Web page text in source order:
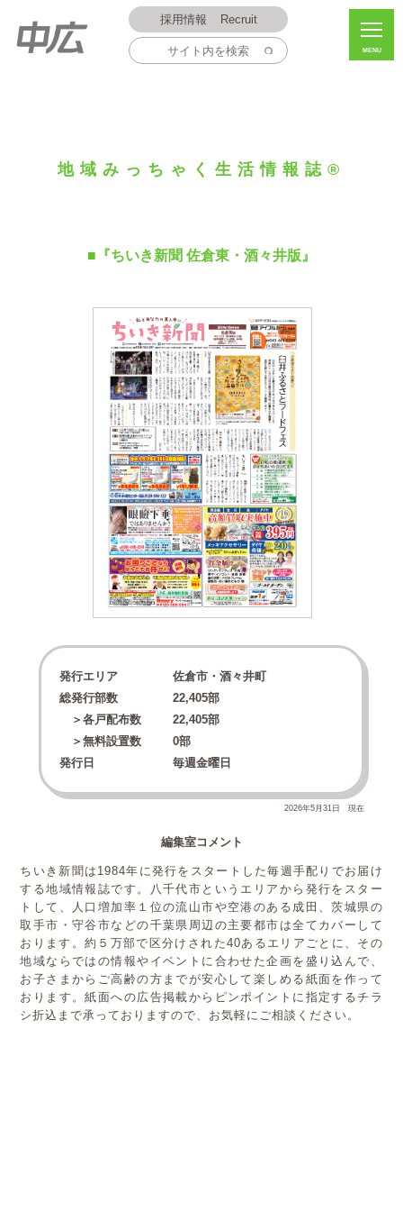
採用情報 Recruit
MENU
地域みっちゃく生活情報誌®
■『ちいき新聞 佐倉東・酒々井版』
発行エリア
佐倉市・酒々井町
総発行部数
22,405部
＞各戸配布数
22,405部
＞無料設置数
0部
発行日
毎週金曜日
2026年5月31日 現在
編集室コメント
ちいき新聞は1984年に発行をスタートした毎週手配りでお届け
する地域情報誌です。八千代市というエリアから発行をスター
トして、人口増加率１位の流山市や空港のある成田、茨城県の
取手市・守谷市などの千葉県周辺の主要都市は全てカバーして
おります。約５万部で区分けされた40あるエリアごとに、その
地域ならではの情報やイベントに合わせた企画を盛り込んで、
お子さまからご高齢の方までが安心して楽しめる紙面を作って
おります。紙面への広告掲載からピンポイントに指定するチラ
シ折込まで承っておりますので、お気軽にご相談ください。